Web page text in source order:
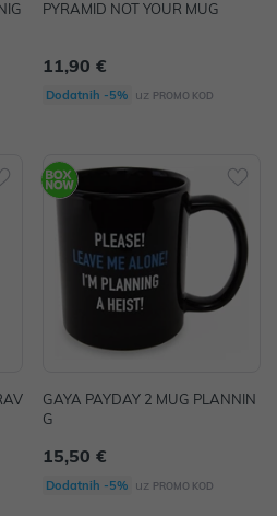
PYRAMID NOT YOUR MUG
11,90 €
Dodatnih -5% uz PROMO KOD
GAYA PAYDAY 2 MUG PLANNIN
G
15,50 €
Dodatnih -5% uz PROMO KOD